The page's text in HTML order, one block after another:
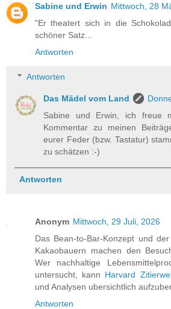
Sabine und Erwin Mittwoch, 28
"Er theatert sich in die
schöner Satz...
Antworten
Antworten
Das Mädel vom Land
Sabine und Erwin, ich freue
Kommentar zu meinen
eurer Feder (bzw. Tastatur)
zu schätzen :-)
Antworten
Anonym Mittwoch, 29 Juli, 2026
Das Bean-to-Bar-Konzept und
Kakaobauern machen den
Wer nachhaltige
untersucht, kann Harvard
und Analysen ubersichtlich
Antworten